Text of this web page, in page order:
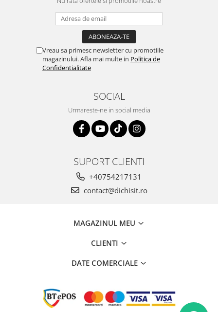
Vreau sa primesc newsletter cu promotiile
magazinului. Afla mai multe in Politica de
Confidentialitate
SOCIAL
Urmareste-ne in social media
SUPORT CLIENTI
+40754217131
contact@dichisit.ro
MAGAZINUL MEU
CLIENTI
DATE COMERCIALE